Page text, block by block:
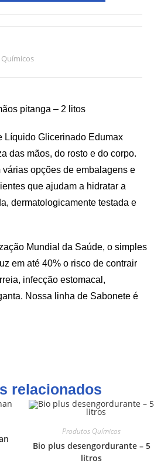
pitanga – 2 litos
Líquido Glicerinado Edumax
das mãos, do rosto e do corpo.
opções de embalagens e
que ajudam a hidratar a
dermatologicamente testada e
Mundial da Saúde, o simples
em até 40% o risco de contrair
infecção estomacal,
Nossa linha de Sabonete é
relacionados
Produtos Químicos
Bio plus desengordurante – 5
litros